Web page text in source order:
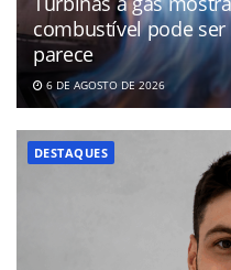
combustível pode
parece
6 DE AGOSTO DE 2026
DESTAQUES